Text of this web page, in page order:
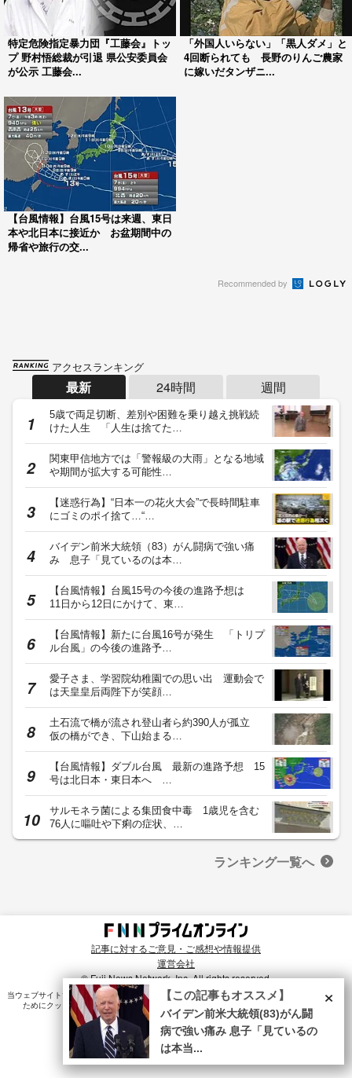
特定危険指定暴力団『工藤会』トッ
プ 野村悟総裁が引退 県公安委員会
が公示 工藤会...
「外国人いらない」「黒人ダメ」と
4回断られても 長野のりんご農家
に嫁いだタンザニ...
【台風情報】台風15号は来週、東日
本や北日本に接近か お盆期間中の
帰省や旅行の交...
Recommended by
アクセスランキング
最新 24時間 週間
5歳で両足切断、差別や困難を乗り越え挑戦続
けた人生 「人生は捨てた…
関東甲信地方では「警報級の大雨」となる地域
や期間が拡大する可能性…
【迷惑行為】“日本一の花火大会”で長時間駐車
にゴミのポイ捨て…“…
バイデン前米大統領（83）がん闘病で強い痛
み 息子「見ているのは本…
【台風情報】台風15号の今後の進路予想は
11日から12日にかけて、東…
【台風情報】新たに台風16号が発生 「トリプ
ル台風」の今後の進路予…
愛子さま、学習院幼稚園での思い出 運動会で
は天皇皇后両陛下が笑顔…
土石流で橋が流され登山者ら約390人が孤立
仮の橋ができ、下山始まる…
【台風情報】ダブル台風 最新の進路予想 15
号は北日本・東日本へ …
サルモネラ菌による集団食中毒 1歳児を含む
76人に嘔吐や下痢の症状、…
ランキング一覧へ
記事に対するご意見・ご感想や情報提供
運営会社
© Fuji News Network, Inc. All rights reserved.
当ウェブサイトでは、ユーザのニーズ・興味・関⼼に合致したコンテンツや広告配信を提供する
ためにクッキーを使⽤しています。詳細は、プライバシーポリシー をご確認ください。×
【この記事もオススメ】
バイデン前米大統領(83)がん闘
病で強い痛み 息子「見ているの
は本当...